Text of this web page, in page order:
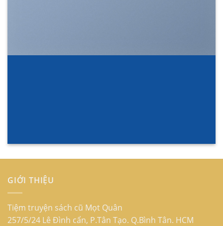
GIỚI THIỆU
Tiệm truyện sách cũ Mọt Quân
257/5/24 Lê Đình cẩn, P.Tân Tạo. Q.Bình Tân. HCM